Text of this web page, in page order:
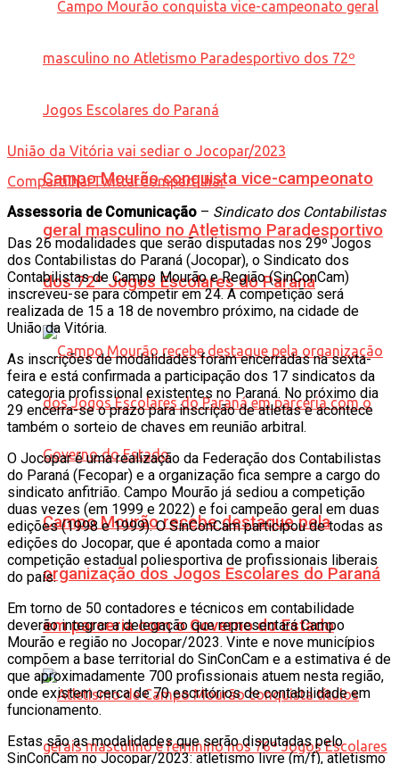
Campo Mourão conquista vice-campeonato
geral masculino no Atletismo Paradesportivo
dos 72º Jogos Escolares do Paraná
Campo Mourão recebe destaque pela
organização dos Jogos Escolares do Paraná
em parceria com o Governo do Estado
União da Vitória vai sediar o Jocopar/2023
CompartilharTwittarCompartilhar
Assessoria de Comunicação – Sindicato dos Contabilistas
Das 26 modalidades que serão disputadas nos 29º Jogos
dos Contabilistas do Paraná (Jocopar), o Sindicato dos
Contabilistas de Campo Mourão e Região (SinConCam)
inscreveu-se para competir em 24. A competição será
realizada de 15 a 18 de novembro próximo, na cidade de
União da Vitória.
As inscrições de modalidades foram encerradas na sexta-
feira e está confirmada a participação dos 17 sindicatos da
categoria profissional existentes no Paraná. No próximo dia
29 encerra-se o prazo para inscrição de atletas e acontece
também o sorteio de chaves em reunião arbitral.
O Jocopar é uma realização da Federação dos Contabilistas
do Paraná (Fecopar) e a organização fica sempre a cargo do
sindicato anfitrião. Campo Mourão já sediou a competição
duas vezes (em 1999 e 2022) e foi campeão geral em duas
edições (1998 e 1999). O SinConCam participou de todas as
edições do Jocopar, que é apontada como a maior
competição estadual poliesportiva de profissionais liberais
do país.
Em torno de 50 contadores e técnicos em contabilidade
deverão integrar a delegação que representará Campo
Mourão e região no Jocopar/2023. Vinte e nove municípios
compõem a base territorial do SinConCam e a estimativa é de
que aproximadamente 700 profissionais atuem nesta região,
onde existem cerca de 70 escritórios de contabilidade em
funcionamento.
Estas são as modalidades que serão disputadas pelo
SinConCam no Jocopar/2023: atletismo livre (m/f), atletismo